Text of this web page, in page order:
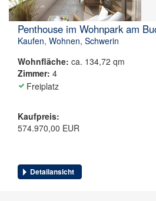
Penthouse im Wohnpark am
Kaufen, Wohnen, Schwerin
Wohnfläche: ca. 134,72 qm
Zimmer: 4
Freiplatz
Kaufpreis:
574.970,00 EUR
Detailansicht